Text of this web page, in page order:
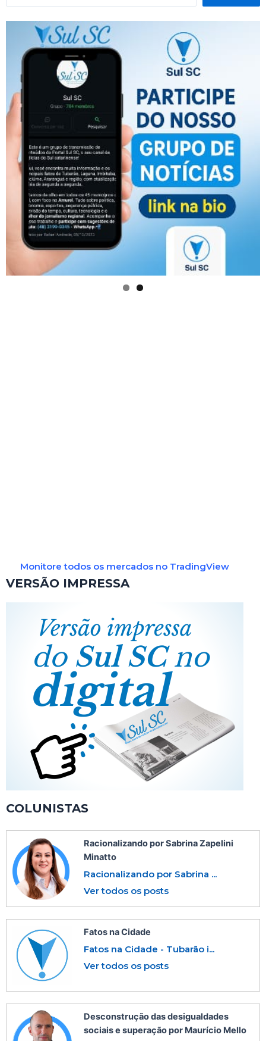
Monitore todos os mercados no TradingView
VERSÃO IMPRESSA
COLUNISTAS
Racionalizando por Sabrina Zapelini
Minatto
Racionalizando por Sabrina ...
Ver todos os posts
Fatos na Cidade
Fatos na Cidade - Tubarão i...
Ver todos os posts
Desconstrução das desigualdades
sociais e superação por Maurício Mello